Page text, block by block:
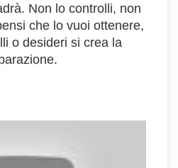
Non lo controlli, non
che lo vuoi ottenere,
o desideri si crea la